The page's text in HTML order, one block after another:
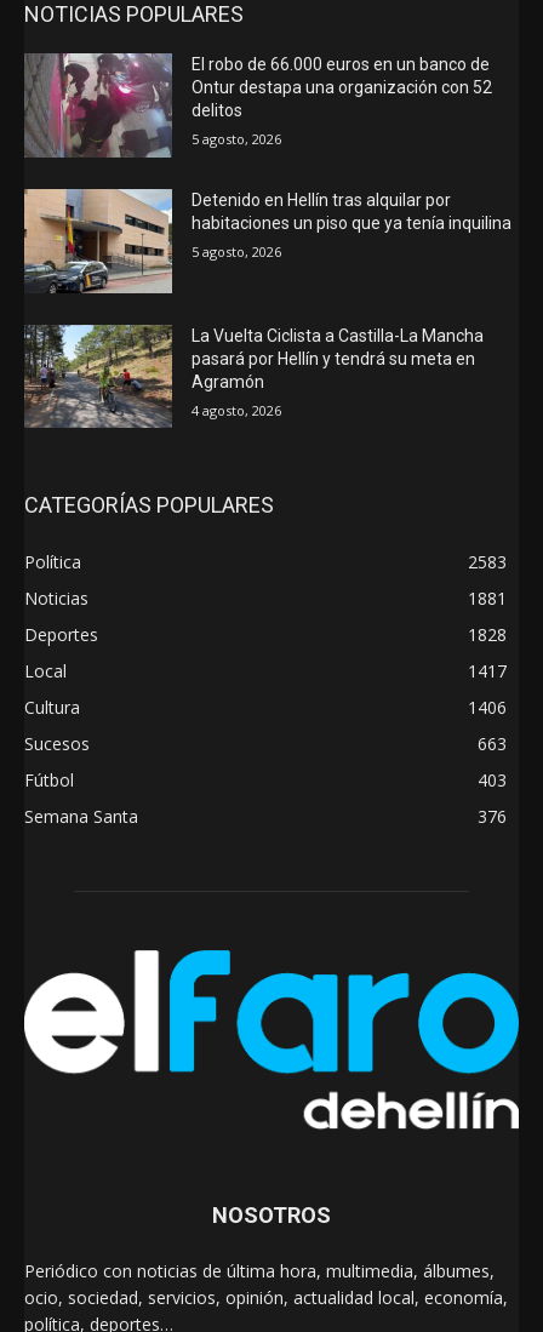
NOTICIAS POPULARES
El robo de 66.000 euros en un banco de
Ontur destapa una organización con 52
delitos
5 agosto, 2026
Detenido en Hellín tras alquilar por
habitaciones un piso que ya tenía inquilina
5 agosto, 2026
La Vuelta Ciclista a Castilla-La Mancha
pasará por Hellín y tendrá su meta en
Agramón
4 agosto, 2026
CATEGORÍAS POPULARES
Política
2583
Noticias
1881
Deportes
1828
Local
1417
Cultura
1406
Sucesos
663
Fútbol
403
Semana Santa
376
NOSOTROS
Periódico con noticias de última hora, multimedia, álbumes,
ocio, sociedad, servicios, opinión, actualidad local, economía,
política, deportes…